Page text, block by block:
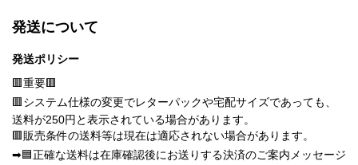
発送について
発送ポリシー
🟥重要🟥
🟥システム仕様の変更でレターパックや宅配サイズであっても、
送料が250円と表示されている場合があります。
🟥販売条件の送料等は現在は適応されない場合があります。
➡🟦正確な送料は在庫確認後にお送りする決済のご案内メッセージ